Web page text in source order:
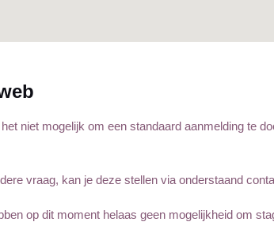
niet mogelijk om een standaard aanmelding te
vraag, kan je deze stellen via onderstaand
op dit moment helaas geen mogelijkheid om